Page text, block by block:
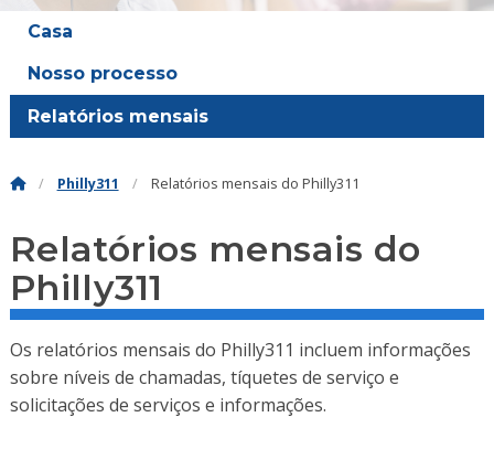
Casa
Nosso processo
Relatórios mensais
Philly311 Relatórios mensais do Philly311
Relatórios mensais do
Philly311
Os relatórios mensais do Philly311 incluem informações
sobre níveis de chamadas, tíquetes de serviço e
solicitações de serviços e informações.